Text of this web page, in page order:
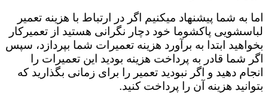
اما به شما پیشنهاد میکنیم اگر در ارتباط با هزینه تعمیر
لباسشویی پاکشوما خود دچار نگرانی هستید از تعمیرکار
بخواهید ابتدا به برآورد هزینه تعمیرات شما بپردازد، سپس
اگر شما قادر به پرداخت هزینه بودید این تعمیرات را
انجام دهید و اگر نبودید تعمیر را برای زمانی بگذارید که
بتوانید هزینه آن را پرداخت کنید.